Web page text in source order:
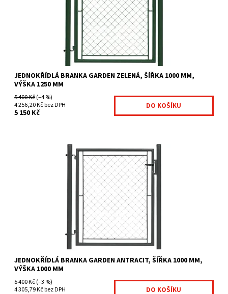
GAR3-404
Fence consulting
JEDNOKŘÍDLÁ BRANKA GARDEN ZELENÁ, ŠÍŘKA 1000 MM,
VÝŠKA 1250 MM
5 400 Kč(–4 %)
4 256,20 Kč bez DPH
5 150 Kč
Branky Garden jsou určeny zejména jako efektivní a ekonomicky
výhodné řešení vchodů na Váš pozemek. Jsou vhodnou...
Na centrálním skladě
GAR11-277
Fence consulting
JEDNOKŘÍDLÁ BRANKA GARDEN ANTRACIT, ŠÍŘKA 1000 MM,
VÝŠKA 1000 MM
5 400 Kč(–3 %)
4 305,79 Kč bez DPH